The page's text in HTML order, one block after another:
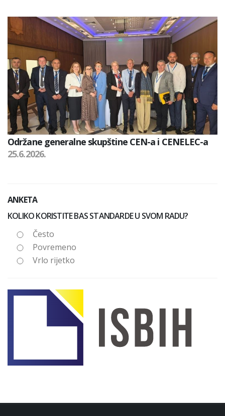
Održane generalne skupštine CEN-a i CENELEC-a
25.6.2026.
ANKETA
KOLIKO KORISTITE BAS STANDARDE U SVOM RADU?
Često
Povremeno
Vrlo rijetko